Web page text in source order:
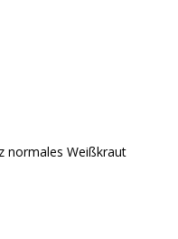
normales Weißkraut